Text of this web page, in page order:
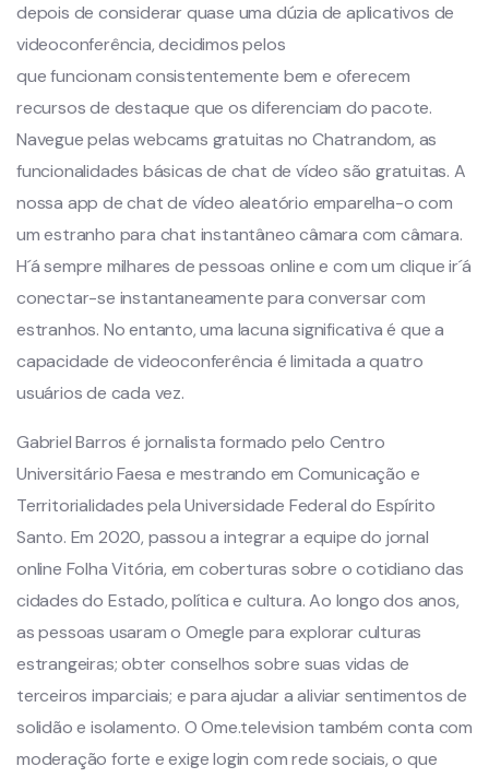
depois de considerar quase uma dúzia de aplicativos de
videoconferência, decidimos pelos
que funcionam consistentemente bem e oferecem
recursos de destaque que os diferenciam do pacote.
Navegue pelas webcams gratuitas no Chatrandom, as
funcionalidades básicas de chat de vídeo são gratuitas. A
nossa app de chat de vídeo aleatório emparelha-o com
um estranho para chat instantâneo câmara com câmara.
H´á sempre milhares de pessoas online e com um clique ir´á
conectar-se instantaneamente para conversar com
estranhos. No entanto, uma lacuna significativa é que a
capacidade de videoconferência é limitada a quatro
usuários de cada vez.
Gabriel Barros é jornalista formado pelo Centro
Universitário Faesa e mestrando em Comunicação e
Territorialidades pela Universidade Federal do Espírito
Santo. Em 2020, passou a integrar a equipe do jornal
online Folha Vitória, em coberturas sobre o cotidiano das
cidades do Estado, política e cultura. Ao longo dos anos,
as pessoas usaram o Omegle para explorar culturas
estrangeiras; obter conselhos sobre suas vidas de
terceiros imparciais; e para ajudar a aliviar sentimentos de
solidão e isolamento. O Ome.television também conta com
moderação forte e exige login com rede sociais, o que